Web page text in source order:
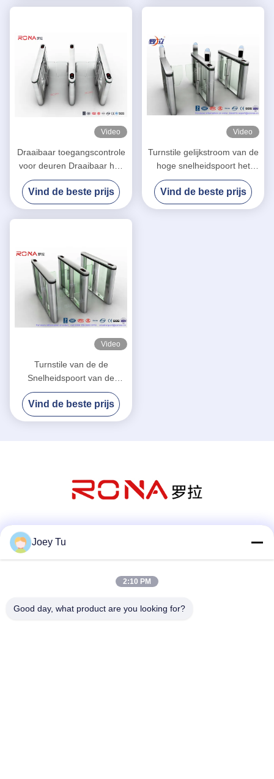
Video
Draaibaar toegangscontrole
voor deuren Draaibaar hek
Draaibaar hek voor
kantoorgebouwen
Vind de beste prijs
Video
Turnstile gelijkstroom van de
hoge snelheidspoort het
Beheersysteem van het
Servomotorbezoek voor de
Bankbouw
Vind de beste prijs
Video
Turnstile van de de
Snelheidspoort van de
ingangscontrole de Poort
van de het Roestvrije
staalbarrière van de
Vind de beste prijs
Joey Tu
2:10 PM
Good day, what product are you looking for?